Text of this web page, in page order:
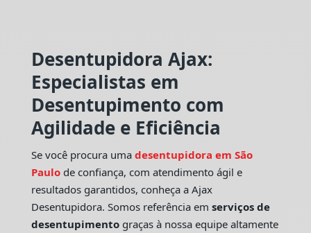
Desentupidora Ajax:
Especialistas em
Desentupimento com
Agilidade e Eficiência
Se você procura uma desentupidora em São
Paulo de confiança, com atendimento ágil e
resultados garantidos, conheça a Ajax
Desentupidora. Somos referência em serviços de
desentupimentograças à nossa equipe altamente